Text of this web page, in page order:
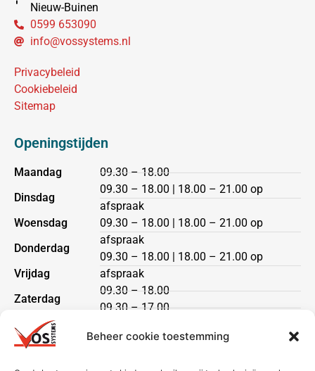
Beheer cookie toestemming
Nieuw-Buinen
0599 653090
info@vossystems.nl
Privacybeleid
Cookiebeleid
Sitemap
Openingstijden
Maandag
Dinsdag
Woensdag
Donderdag
Vrijdag
Zaterdag
Zondag
09.30 – 18.00
09.30 – 18.00 | 18.00 – 21.00 op
afspraak
09.30 – 18.00 | 18.00 – 21.00 op
afspraak
09.30 – 18.00 | 18.00 – 21.00 op
afspraak
09.30 – 18.00
09.30 – 17.00